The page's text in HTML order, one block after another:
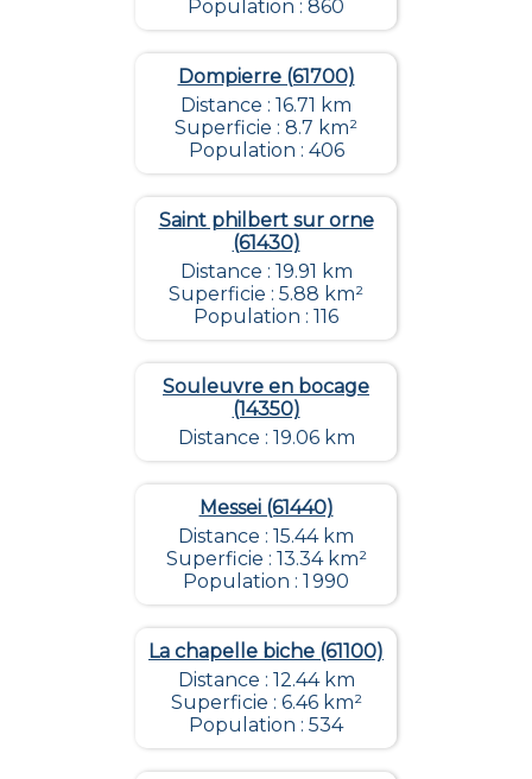
Population : 860
Dompierre (61700)
Distance : 16.71 km
Superficie : 8.7 km²
Population : 406
Saint philbert sur orne
(61430)
Distance : 19.91 km
Superficie : 5.88 km²
Population : 116
Souleuvre en bocage
(14350)
Distance : 19.06 km
Messei (61440)
Distance : 15.44 km
Superficie : 13.34 km²
Population : 1 990
La chapelle biche (61100)
Distance : 12.44 km
Superficie : 6.46 km²
Population : 534